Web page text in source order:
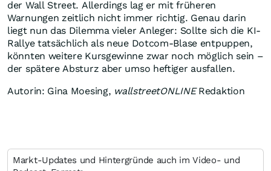
der Wall Street. Allerdings lag er mit früheren
Warnungen zeitlich nicht immer richtig. Genau darin
liegt nun das Dilemma vieler Anleger: Sollte sich die KI-
Rallye tatsächlich als neue Dotcom-Blase entpuppen,
könnten weitere Kursgewinne zwar noch möglich sein –
der spätere Absturz aber umso heftiger ausfallen.
Autorin: Gina Moesing, wallstreetONLINERedaktion
Markt-Updates und Hintergründe auch im Video- und